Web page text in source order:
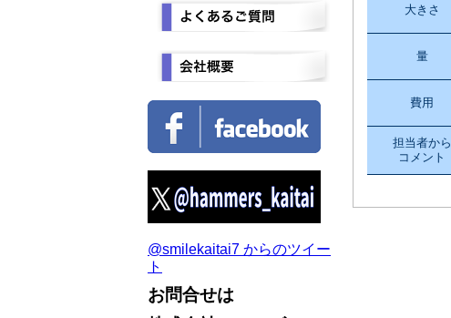
大きさ
量
費用
担当者から
コメント
@smilekaitai7 からのツイー
ト
お問合せは